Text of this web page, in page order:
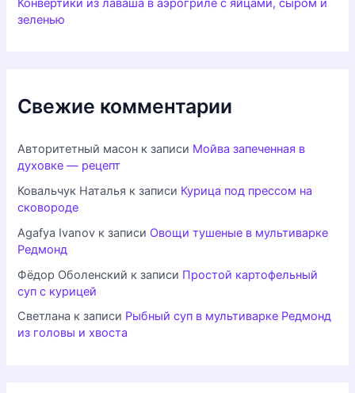
Конвертики из лаваша в аэрогриле с яйцами, сыром и
зеленью
Свежие комментарии
Авторитетный масон к записи Мойва запеченная в
духовке — рецепт
Ковальчук Наталья к записи Курица под прессом на
сковороде
Agafya Ivanov к записи Овощи тушеные в мультиварке
Редмонд
Фёдор Оболенский к записи Простой картофельный
суп с курицей
Светлана к записи Рыбный суп в мультиварке Редмонд
из головы и хвоста